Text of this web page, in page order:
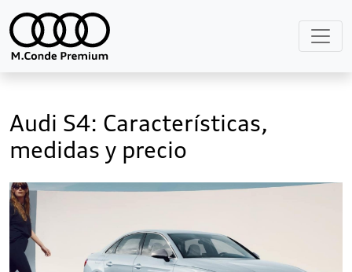
Audi S4: Características,
medidas y precio